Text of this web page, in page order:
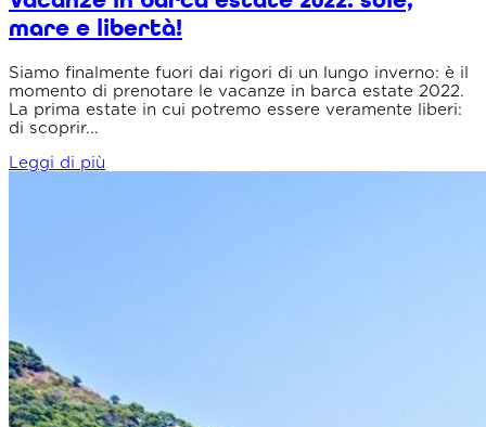
mare e libertà!
Siamo finalmente fuori dai rigori di un lungo inverno: è il
momento di prenotare le vacanze in barca estate 2022.
La prima estate in cui potremo essere veramente liberi:
di scoprir...
Leggi di più